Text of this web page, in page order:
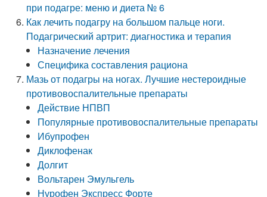
при подагре: меню и диета № 6
Как лечить подагру на большом пальце ноги.
Подагрический артрит: диагностика и терапия
Назначение лечения
Специфика составления рациона
Мазь от подагры на ногах. Лучшие нестероидные
противовоспалительные препараты
Действие НПВП
Популярные противовоспалительные препараты
Ибупрофен
Диклофенак
Долгит
Вольтарен Эмульгель
Нурофен Экспресс Форте